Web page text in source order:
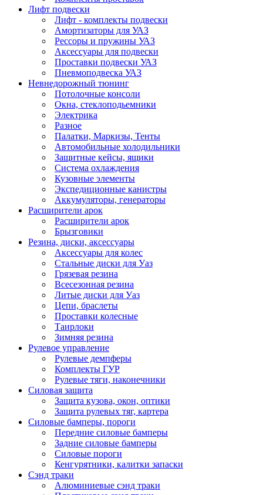
Лифт подвески
Лифт - комплекты подвески
Амортизаторы для УАЗ
Рессоры и пружины УАЗ
Аксессуары для подвески
Проставки подвески УАЗ
Пневмоподвеска УАЗ
Невнедорожный тюнинг
Потолочные консоли
Окна, стеклоподьемники
Электрика
Разное
Палатки, Маркизы, Тенты
Автомобильные холодильники
Защитные кейсы, ящики
Система охлаждения
Кузовные элементы
Экспедиционные канистры
Аккумуляторы, генераторы
Расширители арок
Расширители арок
Брызговики
Резина, диски, аксессуары
Аксессуары для колес
Стальные диски для Уаз
Грязевая резина
Всесезонная резина
Литые диски для Уаз
Цепи, браслеты
Проставки колесные
Таирлоки
Зимняя резина
Рулевое управление
Рулевые демпферы
Комплекты ГУР
Рулевые тяги, наконечники
Силовая защита
Защита кузова, окон, оптики
Защита рулевых тяг, картера
Силовые бамперы, пороги
Передние силовые бамперы
Задние силовые бамперы
Силовые пороги
Кенгурятники, калитки запаски
Сэнд траки
Алюминиевые сэнд траки